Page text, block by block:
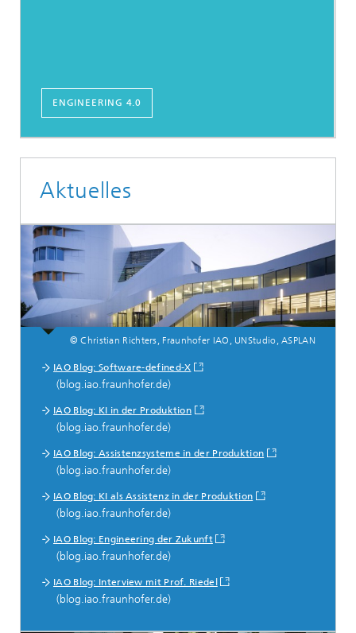
ENGINEERING 4.0
Aktuelles
© Christian Richters, Fraunhofer IAO, UNStudio, ASPLAN
Neuigkeiten
IAO Blog: Software-defined-X
(blog.iao.fraunhofer.de)
IAO Blog: KI in der Produktion
(blog.iao.fraunhofer.de)
IAO Blog: Assistenzsysteme in der Produktion
(blog.iao.fraunhofer.de)
IAO Blog: KI als Assistenz in der Produktion
(blog.iao.fraunhofer.de)
IAO Blog: Engineering der Zukunft
(blog.iao.fraunhofer.de)
IAO Blog: Interview mit Prof. Riedel
(blog.iao.fraunhofer.de)